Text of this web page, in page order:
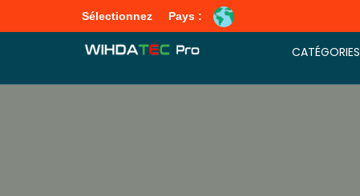
Sélectionnez Pays :
CATÉGORIES